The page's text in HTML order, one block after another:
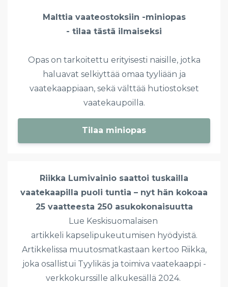
Malttia vaateostoksiin -miniopas
- tilaa tästä ilmaiseksi
Opas on tarkoitettu erityisesti naisille, jotka
haluavat selkiyttää omaa tyyliään ja
vaatekaappiaan, sekä välttää hutiostokset
vaatekaupoilla.
Tilaa miniopas
Riikka Lumivainio saattoi tuskailla
vaatekaapilla puoli tuntia – nyt hän kokoaa
25 vaatteesta 250 asukokonaisuutta
Lue Keskisuomalaisen
artikkeli kapselipukeutumisen hyödyistä.
Artikkelissa muutosmatkastaan kertoo Riikka,
joka osallistui Tyylikäs ja toimiva vaatekaappi -
verkkokurssille alkukesällä 2024.